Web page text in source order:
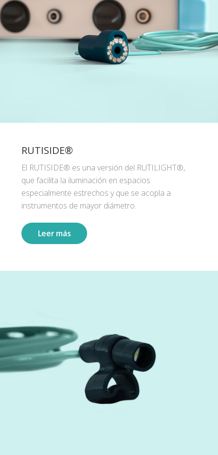
RUTISIDE®
El RUTISIDE® es una versión del RUTILIGHT®,
que facilita la iluminación en espacios
especialmente estrechos y que se acopla a
instrumentos de mayor diámetro.
Leer más